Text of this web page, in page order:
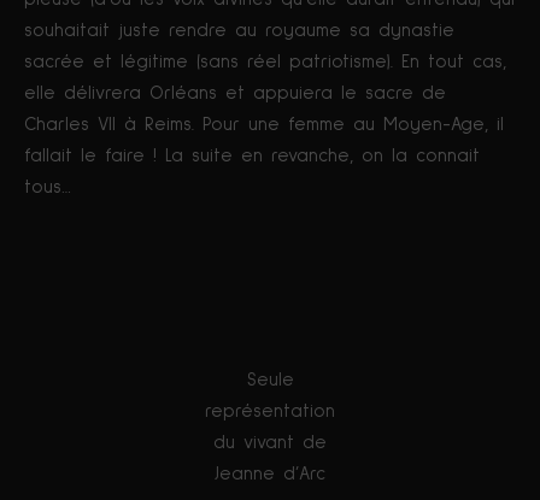
souhaitait juste rendre au royaume sa dynastie
sacrée et légitime (sans réel patriotisme). En tout cas,
elle délivrera Orléans et appuiera le sacre de
Charles VII à Reims. Pour une femme au Moyen-Age, il
fallait le faire ! La suite en revanche, on la connait
tous…
Seule
représentation
du vivant de
Jeanne d’Arc